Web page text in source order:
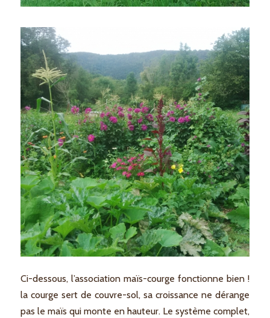
Ci-dessous, l’association maïs-courge fonctionne bien !
la courge sert de couvre-sol, sa croissance ne dérange
pas le maïs qui monte en hauteur. Le système complet,